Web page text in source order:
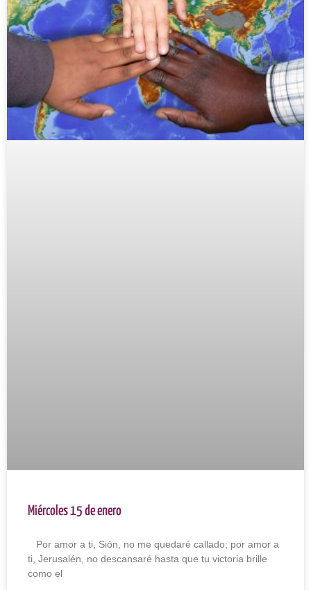
Miércoles 15 de enero
Por amor a ti, Sión, no me quedaré callado; por amor a
ti, Jerusalén, no descansaré hasta que tu victoria brille
como el